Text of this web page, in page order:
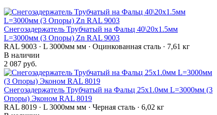
Снегозадержатель Трубчатый на Фальц 40\20х1.5мм
L=3000мм (3 Опоры) Zn RAL 9003
RAL 9003 · L 3000мм мм · Оцинкованная сталь · 7,61 кг
В наличии
2 087 руб.
Снегозадержатель Трубчатый на Фальц 25х1.0мм L=3000мм (3
Опоры) Эконом RAL 8019
RAL 8019 · L 3000мм мм · Черная сталь · 6,02 кг